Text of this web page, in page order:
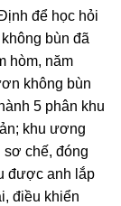
để học hỏi
bùn đã
hòm, năm
không bùn
5 phân khu
khu ương
chế, đóng
được anh lắp
điều khiển